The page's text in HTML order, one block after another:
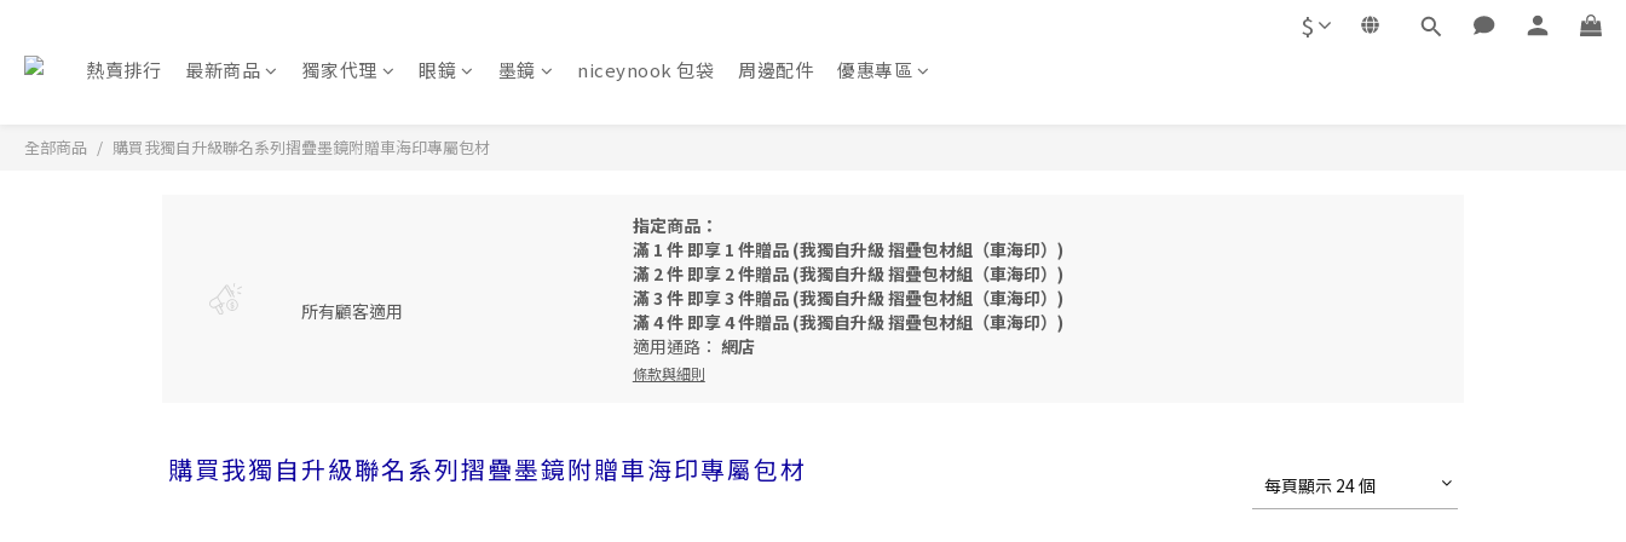
$
熱賣排行 最新商品 獨家代理 眼鏡 墨鏡 niceynook 包袋 周邊配件 優惠專區
全部商品 購買我獨自升級聯名系列摺疊墨鏡附贈車海印專屬包材
所有顧客適用
指定商品：
滿 1 件 即享 1 件贈品 (我獨自升級 摺疊包材組（車海印）)
滿 2 件 即享 2 件贈品 (我獨自升級 摺疊包材組（車海印）)
滿 3 件 即享 3 件贈品 (我獨自升級 摺疊包材組（車海印）)
滿 4 件 即享 4 件贈品 (我獨自升級 摺疊包材組（車海印）)
適用通路： 網店
條款與細則
購買我獨自升級聯名系列摺疊墨鏡附贈車海印專屬包材 每頁顯示 24 個